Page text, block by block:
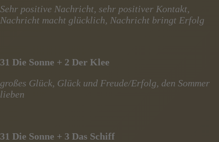
Sehr positive Nachricht, sehr positiver Kontakt,
Nachricht macht glücklich, Nachricht bringt Erfolg
31 Die Sonne + 2 Der Klee
großes Glück, Glück und Freude/Erfolg, den Sommer
lieben
31 Die Sonne + 3 Das Schiff